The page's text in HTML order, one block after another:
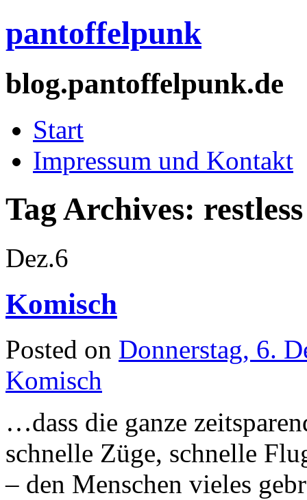
pantoffelpunk
blog.pantoffelpunk.de
Start
Impressum und Kontakt
Tag Archives: restless
Dez.6
Komisch
Posted on Donnerstag, 6.
Komisch
…dass die ganze
schnelle Züge, schnelle
– den Menschen vieles